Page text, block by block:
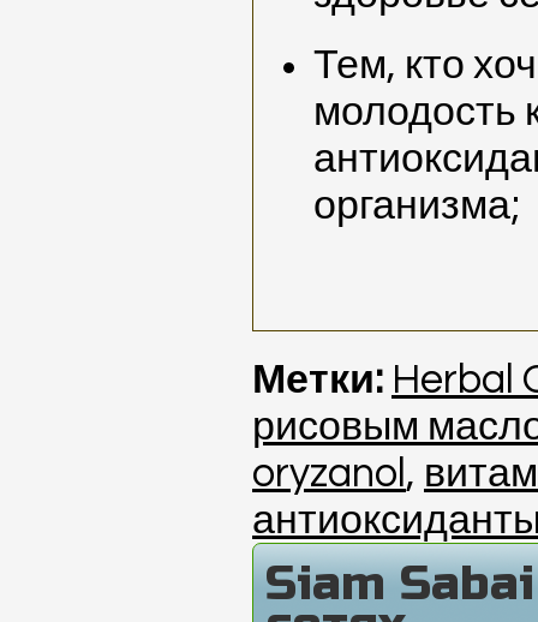
Тем, кто
молодость
организма;
Метки: Herbal
рисовым
oryzanol ,
Siam